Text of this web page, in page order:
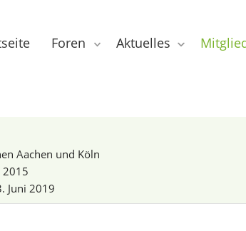
Foren Aktuelles
Aachen und Köln
2015
Juni 2019